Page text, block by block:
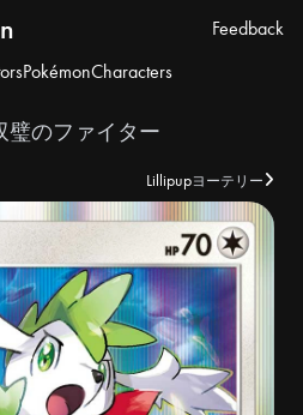
PokémonCharacters
Feedback
璧のファイター
Lillipupヨーテリー